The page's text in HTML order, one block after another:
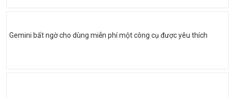
Gemini bất ngờ cho dùng miễn phí một công cụ được yêu thích